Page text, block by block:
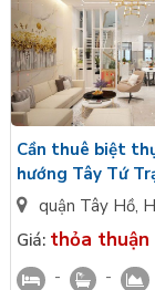
Hồ là lựa chọn
gian sống yên
biệt thự Tây Hồ
của các gia đình,
Cần thuê biệt
hướng Tây Tứ
tích: 185m2, đầy
thất Kita
quận Tây Hồ,
Giá: thỏa thuận
- -